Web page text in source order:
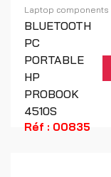
Laptop components
BLUETOOTH
PC
PORTABLE
HP
PROBOOK
4510S
Réf : 00835